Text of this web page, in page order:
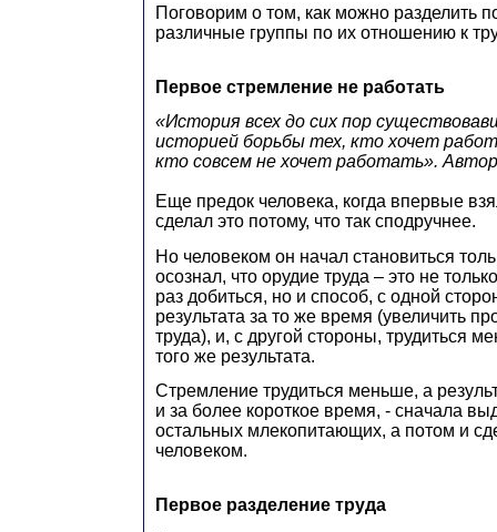
Поговорим о том, как можно разделить
различные группы по их отношению к
Первое стремление не работать
«История всех до сих пор
историей борьбы тех, кто хочет
кто совсем не хочет работать». Автор
Еще предок человека, когда впервые
сделал это потому, что так сподручнее.
Но человеком он начал становиться
осознал, что орудие труда – это не
раз добиться, но и способ, с одной
результата за то же время (увеличить
труда), и, с другой стороны, трудиться
того же результата.
Стремление трудиться меньше, а
и за более короткое время, - сначала
остальных млекопитающих, а потом и
человеком.
Первое разделение труда